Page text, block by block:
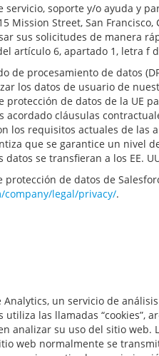
soporte y/o ayuda y
Mission Street, San Francisco,
sus solicitudes de manera
artículo 6, apartado 1, letra f
de procesamiento de datos
los datos de usuario de
protección de datos de la UE
cláusulas
los requisitos actuales de las
que se garantice un nivel
datos se transfieran a los EE.
protección de datos de
company/legal/privacy/.
Analytics, un servicio de
utiliza las llamadas “cookies”,
analizar su uso del sitio web.
web normalmente se